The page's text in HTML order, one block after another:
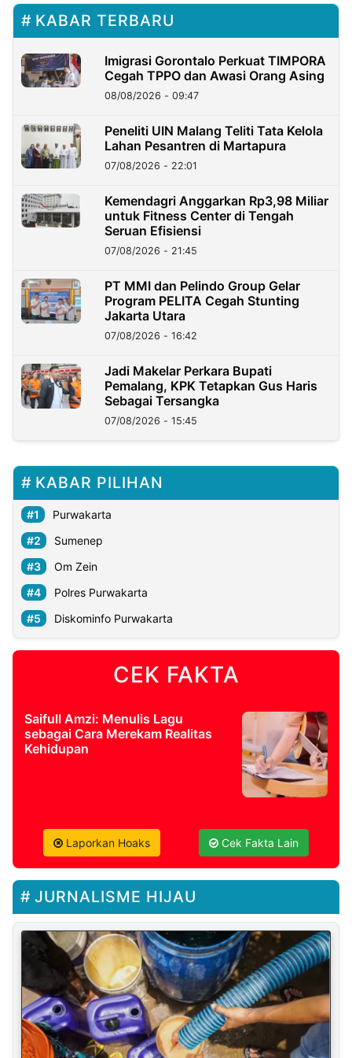
KABAR TERBARU
Imigrasi Gorontalo Perkuat TIMPORA
Cegah TPPO dan Awasi Orang Asing
08/08/2026 - 09:47
Peneliti UIN Malang Teliti Tata Kelola
Lahan Pesantren di Martapura
07/08/2026 - 22:01
Kemendagri Anggarkan Rp3,98 Miliar
untuk Fitness Center di Tengah
Seruan Efisiensi
07/08/2026 - 21:45
PT MMI dan Pelindo Group Gelar
Program PELITA Cegah Stunting
Jakarta Utara
07/08/2026 - 16:42
Jadi Makelar Perkara Bupati
Pemalang, KPK Tetapkan Gus Haris
Sebagai Tersangka
07/08/2026 - 15:45
KABAR PILIHAN
Purwakarta
Sumenep
Om Zein
Polres Purwakarta
Diskominfo Purwakarta
CEK FAKTA
Saifull Amzi: Menulis Lagu
sebagai Cara Merekam Realitas
Kehidupan
Laporkan Hoaks Cek Fakta Lain
JURNALISME HIJAU